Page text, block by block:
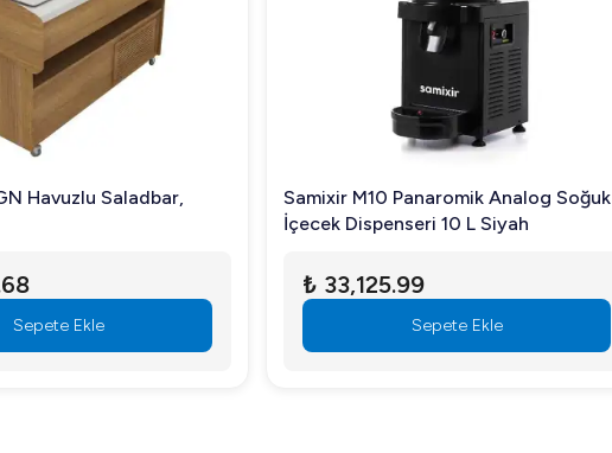
ekmek dilimini kızartabilir.
diledikleri sonuçları elde edebilirler.
oldukça kolay ve hızlıdır.
Havuzlu Saladbar,
Sepete Ekle
Samixir M10 Panaromik Analog Soğuk
İçecek Dispenseri 10 L Siyah
₺ 33,125.99
Sepete Ekle